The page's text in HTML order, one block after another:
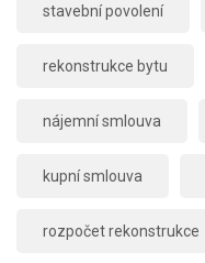
stavební povolení
rekonstrukce bytu
nájemní smlouva
kupní smlouva
rozpočet rekonstrukce